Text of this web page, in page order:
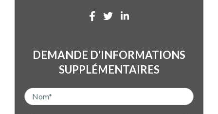
DEMANDE D'INFORMATIONS
SUPPLÉMENTAIRES